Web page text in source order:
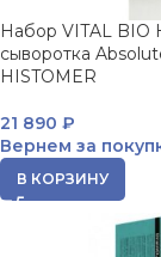
Набор VITAL BIO
сыворотка
HISTOMER
21 890 ₽
Вернем за
В КОРЗИНУ